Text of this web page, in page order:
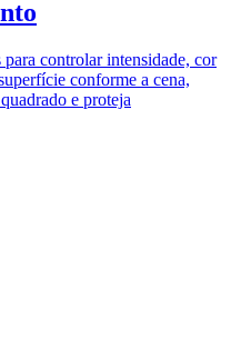
controlar intensidade, cor
conforme a cena,
e proteja